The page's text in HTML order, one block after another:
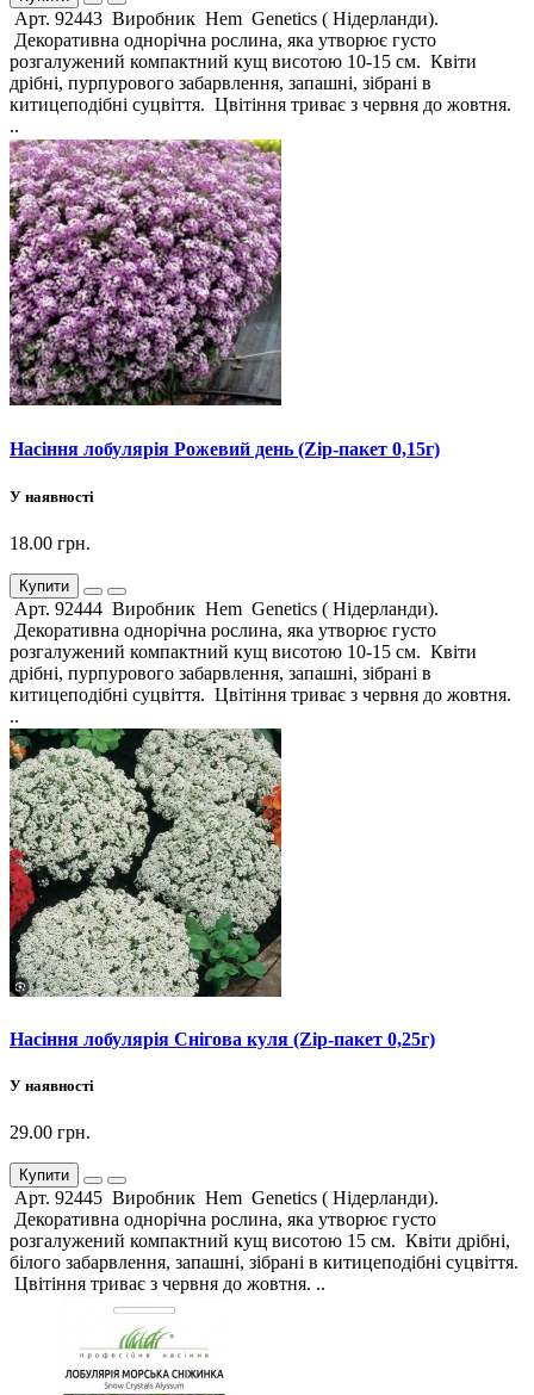
Арт. 92443 Виробник Hem Genetics ( Нідерланди).
Декоративна однорічна рослина, яка утворює густо
розгалужений компактний кущ висотою 10-15 см. Квіти
дрібні, пурпурового забарвлення, запашні, зібрані в
китицеподібні суцвіття. Цвітіння триває з червня до жовтня.
..
Насіння лобулярія Рожевий день (Zip-пакет 0,15г)
У наявності
18.00 грн.
Купити
Арт. 92444 Виробник Hem Genetics ( Нідерланди).
Декоративна однорічна рослина, яка утворює густо
розгалужений компактний кущ висотою 10-15 см. Квіти
дрібні, пурпурового забарвлення, запашні, зібрані в
китицеподібні суцвіття. Цвітіння триває з червня до жовтня.
..
Насіння лобулярія Снігова куля (Zip-пакет 0,25г)
У наявності
29.00 грн.
Купити
Арт. 92445 Виробник Hem Genetics ( Нідерланди).
Декоративна однорічна рослина, яка утворює густо
розгалужений компактний кущ висотою 15 см. Квіти дрібні,
білого забарвлення, запашні, зібрані в китицеподібні суцвіття.
Цвітіння триває з червня до жовтня. ..